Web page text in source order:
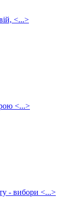
<...>
<...>
- вибори <...>